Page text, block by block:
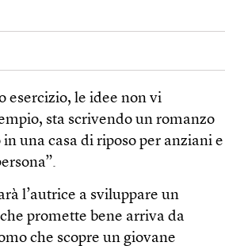
esercizio, le idee non vi
sta scrivendo un romanzo
una casa di riposo per anziani e
l’autrice a sviluppare un
promette bene arriva da
che scopre un giovane